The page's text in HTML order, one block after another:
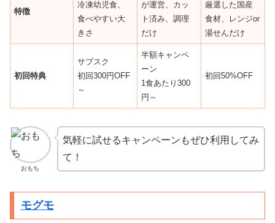
特徴
冷凍幼児食、
食べやすい大
きさ
が運営、カッ
ト済み、調理
だけ
厳選した国産
食材、レンジor
湯せんだけ
初回特典
サブスク
初回300円OFF
～
半額キャンペ
ーン
1食あたり300
円～
初回50%OFF
おもち
気軽に試せるキャンペーンもぜひ利用してみ
て！
モグモ